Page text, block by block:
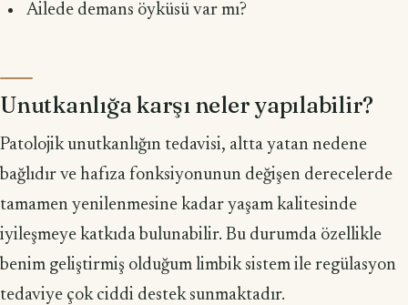
Ailede demans öyküsü var mı?
Unutkanlığa karşı neler yapılabilir?
Patolojik unutkanlığın tedavisi, altta yatan nedene
bağlıdır ve hafıza fonksiyonunun değişen derecelerde
tamamen yenilenmesine kadar yaşam kalitesinde
iyileşmeye katkıda bulunabilir. Bu durumda özellikle
benim geliştirmiş olduğum limbik sistem ile regülasyon
tedaviye çok ciddi destek sunmaktadır.